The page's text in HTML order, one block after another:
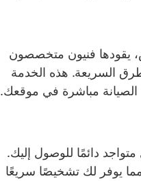
يقودها فنيون متخصصون
السريعة. هذه الخدمة
الصيانة مباشرة في موقعك.
دائمًا للوصول إليك.
يوفر لك تشخيصًا سريعًا